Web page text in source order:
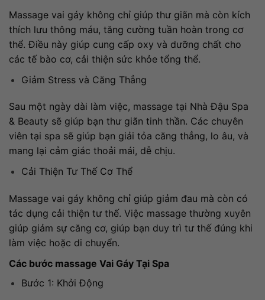
Massage vai gáy không chỉ giúp thư giãn mà còn kích
thích lưu thông máu, tăng cường tuần hoàn trong cơ
thể. Điều này giúp cung cấp oxy và dưỡng chất cho
các tế bào cơ, cải thiện sức khỏe tổng thể.
Giảm Stress và Căng Thẳng
Sau một ngày dài làm việc, massage tại Nhà Đậu Spa
& Beauty sẽ giúp bạn thư giãn tinh thần. Các chuyên
viên tại spa sẽ giúp bạn giải tỏa căng thẳng, lo âu, và
mang lại cảm giác thoải mái, dễ chịu.
Cải Thiện Tư Thế Cơ Thể
Massage vai gáy không chỉ giúp giảm đau mà còn có
tác dụng cải thiện tư thế. Việc massage thường xuyên
giúp giảm sự căng cơ, giúp bạn duy trì tư thế đúng khi
làm việc hoặc di chuyển.
Các bước massage Vai Gáy Tại Spa
Bước 1: Khởi Động